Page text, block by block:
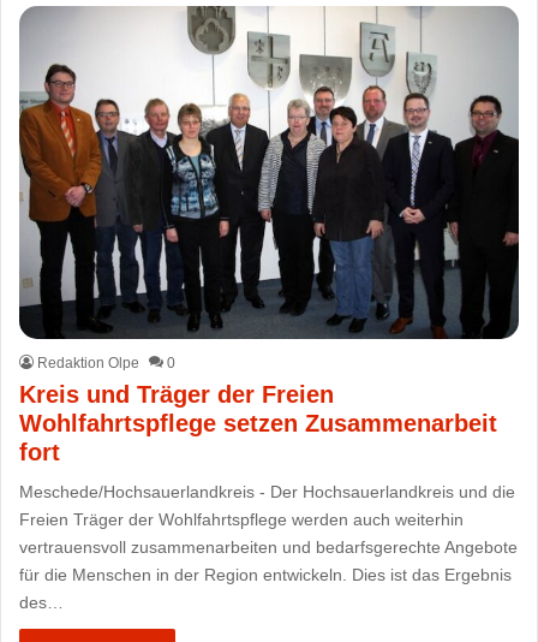
Redaktion Olpe 0
Kreis und Träger der Freien
Wohlfahrtspflege setzen Zusammenarbeit
fort
Meschede/Hochsauerlandkreis - Der Hochsauerlandkreis und die
Freien Träger der Wohlfahrtspflege werden auch weiterhin
vertrauensvoll zusammenarbeiten und bedarfsgerechte Angebote
für die Menschen in der Region entwickeln. Dies ist das Ergebnis
des…